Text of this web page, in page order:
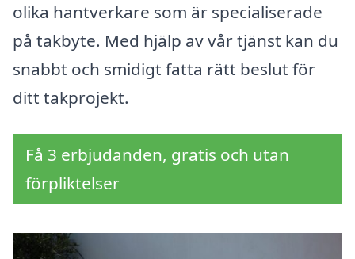
olika hantverkare som är specialiserade
på takbyte. Med hjälp av vår tjänst kan du
snabbt och smidigt fatta rätt beslut för
ditt takprojekt.
Få 3 erbjudanden, gratis och utan
förpliktelser